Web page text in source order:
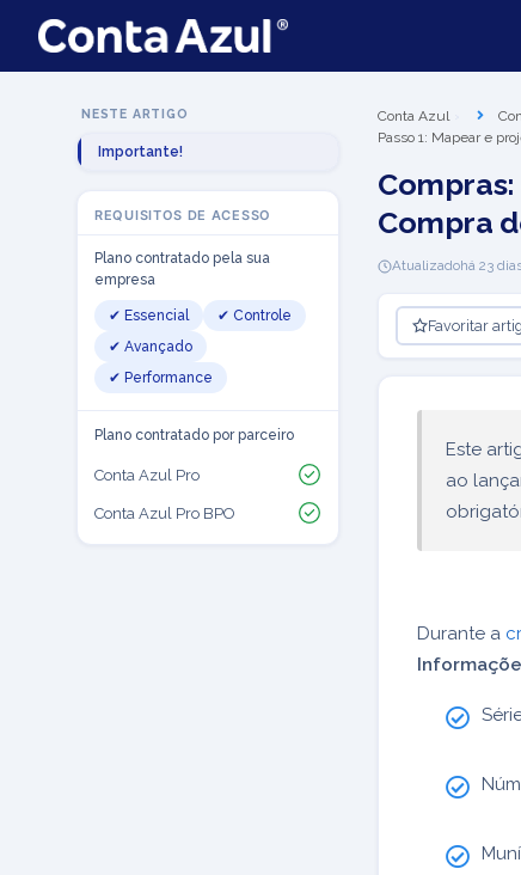
NESTE ARTIGO
Importante!
REQUISITOS DE ACESSO
Plano contratado pela sua
empresa
✔ Essencial
✔ Controle
✔ Avançado
✔ Performance
Plano contratado por parceiro
Conta Azul Pro
Conta Azul Pro BPO
Conta Azul
Passo 1: Mapear e
Compra
Atualizadohá 23
Favoritar
Este
ao
Durante a